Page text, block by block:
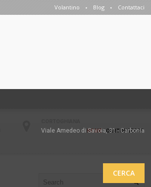
Volantino Blog Contattaci
Viale Amedeo di Savoia, 31 - Carbonia
CERCA
HOME/CARTONGESSO